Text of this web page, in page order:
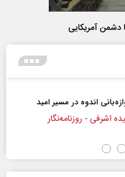
دشمن آمریکایی
امید